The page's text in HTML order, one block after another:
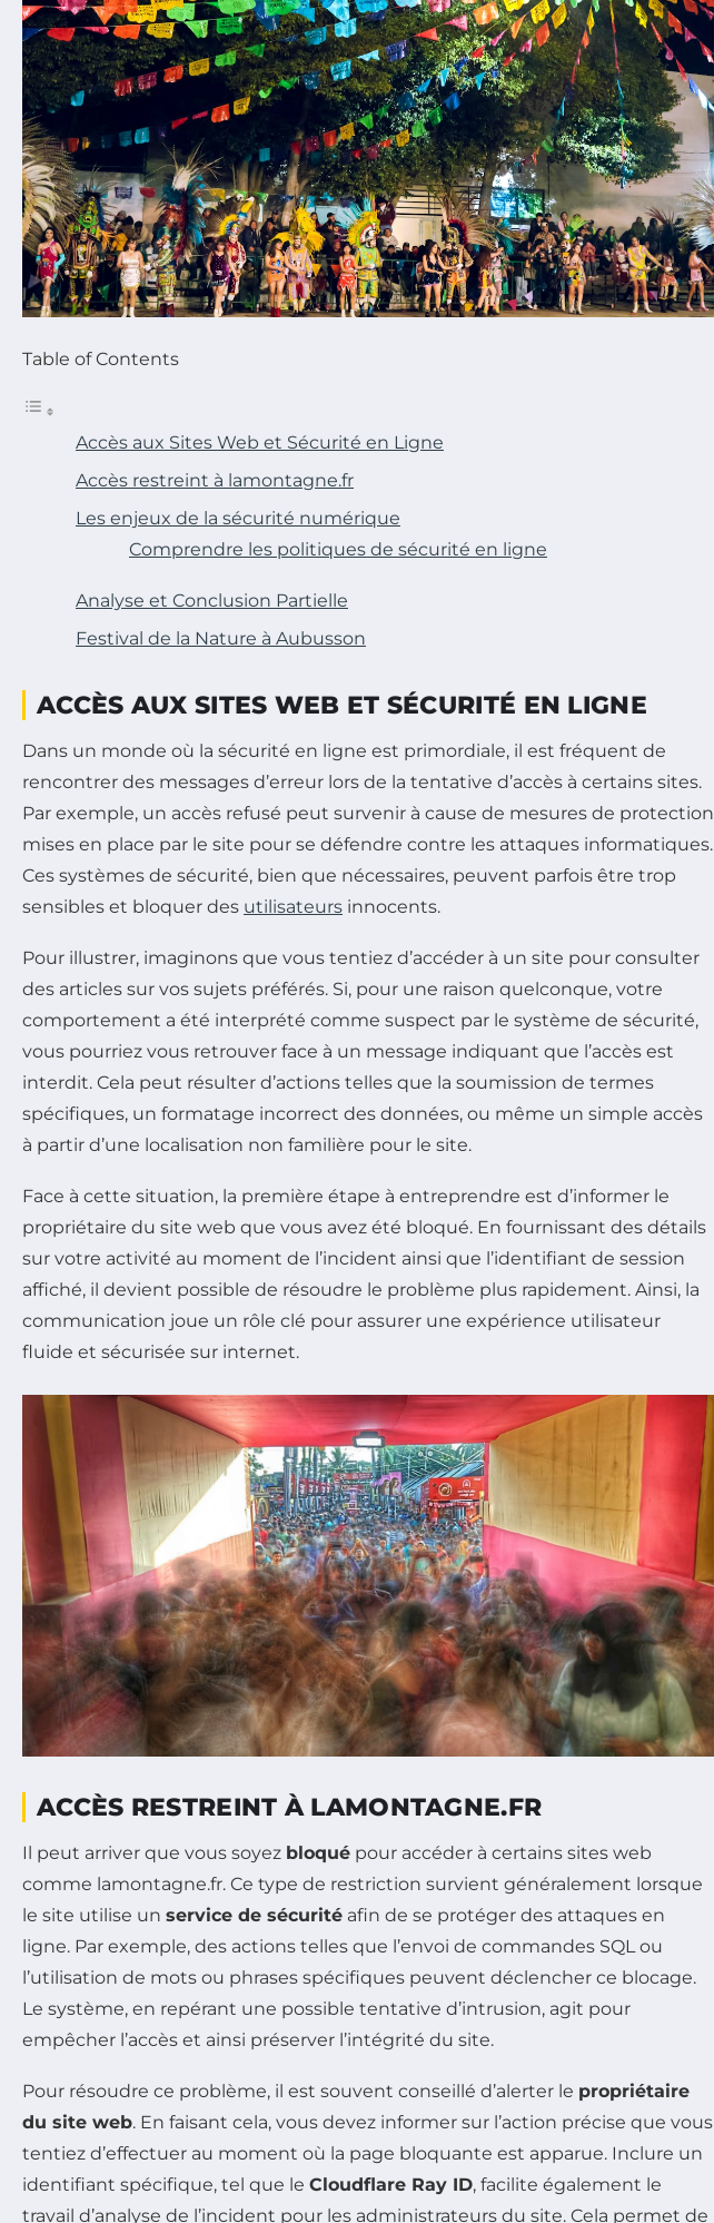
Table of Contents
Accès aux Sites Web et Sécurité en Ligne
Accès restreint à lamontagne.fr
Les enjeux de la sécurité numérique
Comprendre les politiques de sécurité en ligne
Analyse et Conclusion Partielle
Festival de la Nature à Aubusson
ACCÈS AUX SITES WEB ET SÉCURITÉ EN LIGNE
Dans un monde où la sécurité en ligne est primordiale, il est fréquent de
rencontrer des messages d’erreur lors de la tentative d’accès à certains sites.
Par exemple, un accès refusé peut survenir à cause de mesures de protection
mises en place par le site pour se défendre contre les attaques informatiques.
Ces systèmes de sécurité, bien que nécessaires, peuvent parfois être trop
sensibles et bloquer des utilisateurs innocents.
Pour illustrer, imaginons que vous tentiez d’accéder à un site pour consulter
des articles sur vos sujets préférés. Si, pour une raison quelconque, votre
comportement a été interprété comme suspect par le système de sécurité,
vous pourriez vous retrouver face à un message indiquant que l’accès est
interdit. Cela peut résulter d’actions telles que la soumission de termes
spécifiques, un formatage incorrect des données, ou même un simple accès
à partir d’une localisation non familière pour le site.
Face à cette situation, la première étape à entreprendre est d’informer le
propriétaire du site web que vous avez été bloqué. En fournissant des détails
sur votre activité au moment de l’incident ainsi que l’identifiant de session
affiché, il devient possible de résoudre le problème plus rapidement. Ainsi, la
communication joue un rôle clé pour assurer une expérience utilisateur
fluide et sécurisée sur internet.
ACCÈS RESTREINT À LAMONTAGNE.FR
Il peut arriver que vous soyez bloqué pour accéder à certains sites web
comme lamontagne.fr. Ce type de restriction survient généralement lorsque
le site utilise un service de sécurité afin de se protéger des attaques en
ligne. Par exemple, des actions telles que l’envoi de commandes SQL ou
l’utilisation de mots ou phrases spécifiques peuvent déclencher ce blocage.
Le système, en repérant une possible tentative d’intrusion, agit pour
empêcher l’accès et ainsi préserver l’intégrité du site.
Pour résoudre ce problème, il est souvent conseillé d’alerter le propriétaire
du site web. En faisant cela, vous devez informer sur l’action précise que vous
tentiez d’effectuer au moment où la page bloquante est apparue. Inclure un
identifiant spécifique, tel que le Cloudflare Ray ID, facilite également le
travail d’analyse de l’incident pour les administrateurs du site. Cela permet de